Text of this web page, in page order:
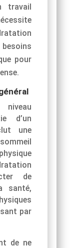
travail
pour
d’un
une
de
santé,
par
de ne